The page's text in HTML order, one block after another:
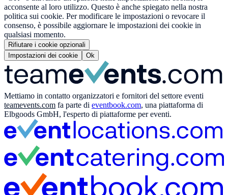
acconsente al loro utilizzo. Questo è anche spiegato nella nostra
politica sui cookie. Per modificare le impostazioni o revocare il
consenso, è possibile aggiornare le impostazioni dei cookie in
qualsiasi momento.
Rifiutare i cookie opzionali
Impostazioni dei cookie
Ok
Mettiamo in contatto organizzatori e fornitori del settore eventi
teamevents.com fa parte di eventbook.com, una piattaforma di
Elbgoods GmbH, l'esperto di piattaforme per eventi.